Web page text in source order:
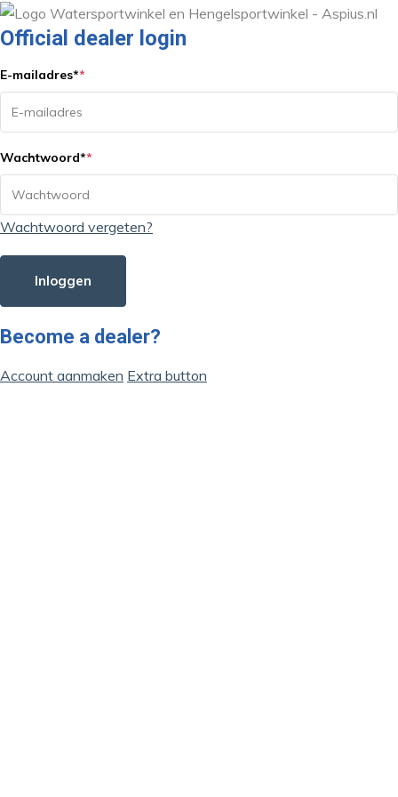
Official dealer login
E-mailadres**
Wachtwoord**
Wachtwoord vergeten?
Inloggen
Become a dealer?
Account aanmaken Extra button